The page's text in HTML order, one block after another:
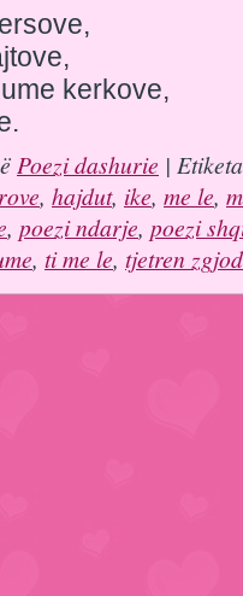
kerkove,
Poezi dashurie |
, hajdut, ike, me le,
, poezi ndarje, poezi
, ti me le, tjetren